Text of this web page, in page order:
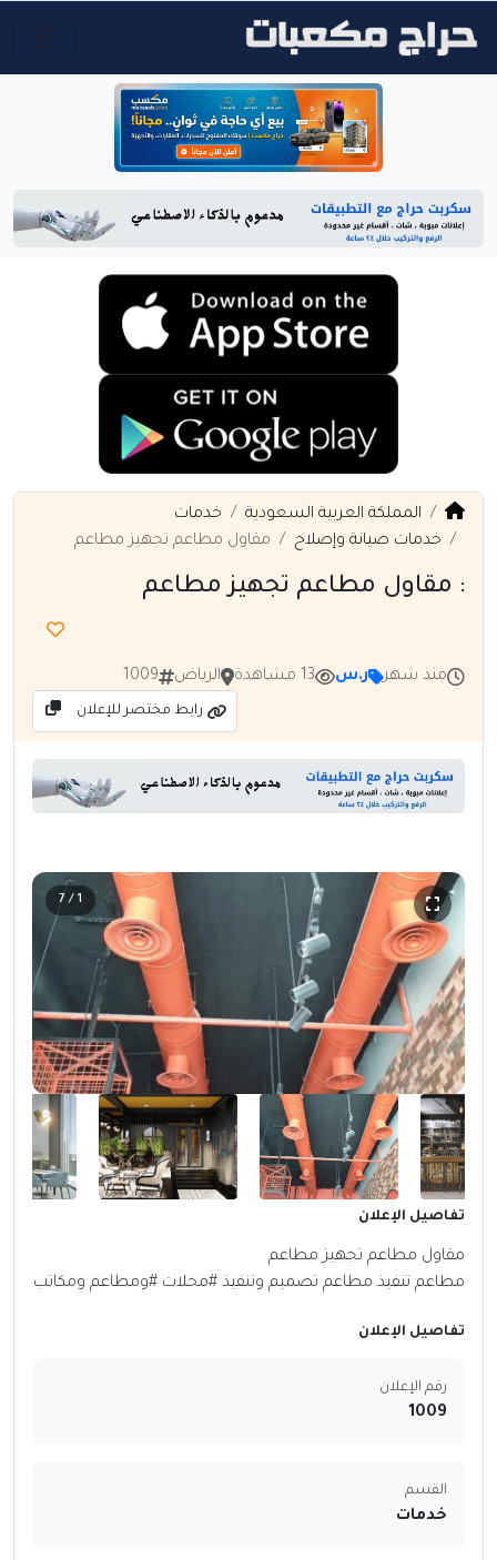
المملكة العربية السعودية
خدمات
خدمات صيانة وإصلاح
مقاول مطاعم تجهيز مطاعم
: مقاول مطاعم تجهيز مطاعم
منذ شهر ر.س 13 مشاهدة الرياض 1009
رابط مختصر للإعلان
1 / 7
تفاصيل الإعلان
مقاول مطاعم تجهيز مطاعم
مطاعم تنفيذ مطاعم تصميم وتنفيذ #محلات #ومطاعم ومكاتب
تفاصيل الإعلان
رقم الإعلان
1009
القسم
خدمات